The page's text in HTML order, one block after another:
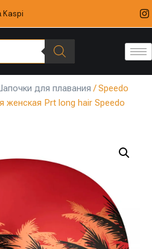
Kaspi
для плавания / Speedo
женская Prt long hair Speedo